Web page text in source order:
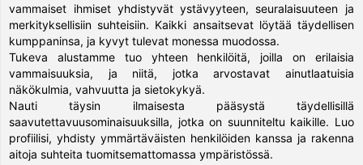
vammaiset ihmiset yhdistyvät ystävyyteen, seuralaisuuteen ja
merkityksellisiin suhteisiin. Kaikki ansaitsevat löytää täydellisen
kumppaninsa, ja kyvyt tulevat monessa muodossa.
Tukeva alustamme tuo yhteen henkilöitä, joilla on erilaisia
vammaisuuksia, ja niitä, jotka arvostavat ainutlaatuisia
näkökulmia, vahvuutta ja sietokykyä.
Nauti täysin ilmaisesta pääsystä täydellisillä
saavutettavuusominaisuuksilla, jotka on suunniteltu kaikille. Luo
profiilisi, yhdisty ymmärtäväisten henkilöiden kanssa ja rakenna
aitoja suhteita tuomitsemattomassa ympäristössä.